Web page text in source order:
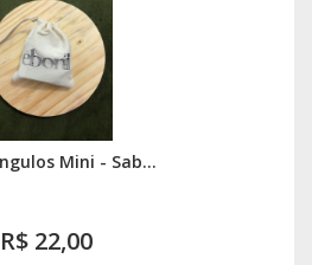
Mini - Sab...
R$ 22,00